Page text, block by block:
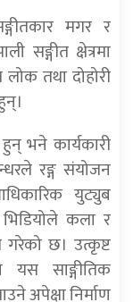
मगर र
सङ्गीत क्षेत्रमा
लोक तथा दोहोरी
भने कार्यकारी
रङ्ग संयोजन
युट्युब
कला र
गरेको छ। उत्कृष्ट
यस साङ्गीतिक
अपेक्षा निर्माण